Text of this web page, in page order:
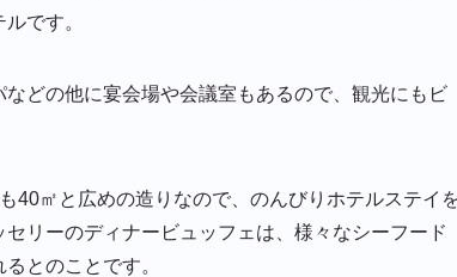
です。
どの他に宴会場や会議室もあるので、観光にもビ
40㎡と広めの造りなので、のんびりホテルステイ
リーのディナービュッフェは、様々なシーフード
とのことです。